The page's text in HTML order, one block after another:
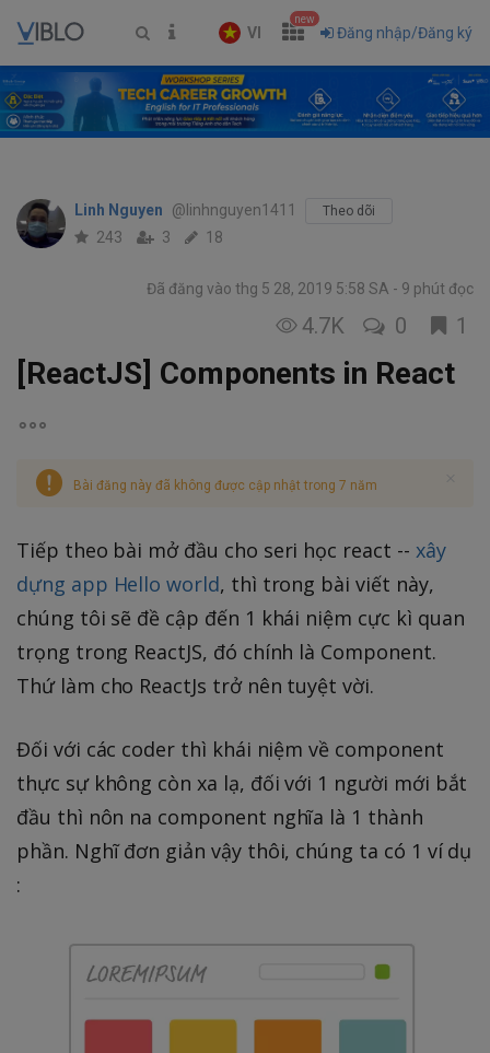
VI
new
Đăng nhập/Đăng ký
Linh Nguyen @linhnguyen1411 Theo dõi
243 3 18
Đã đăng vào thg 5 28, 2019 5:58 SA 9 phút đọc
4.7K 0 1
[ReactJS] Components in React
Bài đăng này đã không được cập nhật trong 7 năm
Tiếp theo bài mở đầu cho seri học react -- xây
dựng app Hello world, thì trong bài viết này,
chúng tôi sẽ đề cập đến 1 khái niệm cực kì quan
trọng trong ReactJS, đó chính là Component.
Thứ làm cho ReactJs trở nên tuyệt vời.
Đối với các coder thì khái niệm về component
thực sự không còn xa lạ, đối với 1 người mới bắt
đầu thì nôn na component nghĩa là 1 thành
phần. Nghĩ đơn giản vậy thôi, chúng ta có 1 ví dụ
: